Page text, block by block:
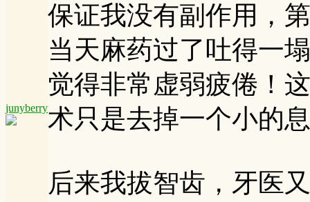
junyberry
保证我没有副作用，
当天麻药过了吐得一
觉得非常虚弱疲倦！
术只是去掉一个小的
后来我拔智齿，牙医